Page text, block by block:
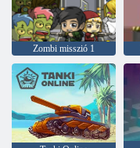
Zombi misszió 1